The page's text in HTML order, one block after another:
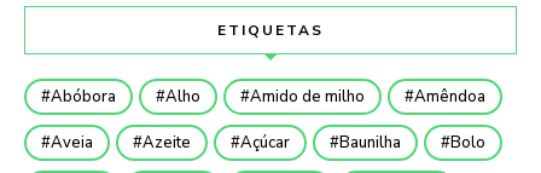
ETIQUETAS
Abóbora Alho Amido de milho Amêndoa
Aveia Azeite Açúcar Baunilha Bolo